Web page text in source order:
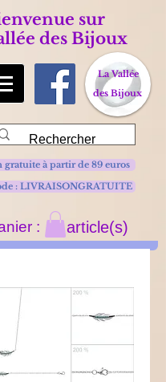
sur
des Bijoux
La Vallée
des Bijoux
: LIVRAISONGRATUITE
gratuite à partir de 89 euros
: article(s)